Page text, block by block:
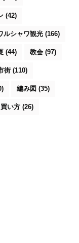
(42)
ルシャワ観光 (166)
(44) 教会 (97)
街 (110)
編み図 (35)
買い方 (26)